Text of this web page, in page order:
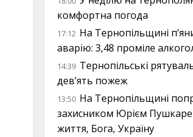
комфортна погода
17:12 На Тернопільщині
аварію: 3,48 проміле
14:39 Тернопільські
дев’ять пожеж
13:50 На Тернопільщині
захисником Юрієм
життя, Бога, Україну